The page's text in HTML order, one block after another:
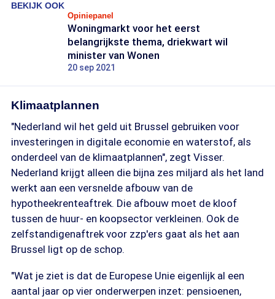
BEKIJK OOK
Opiniepanel
Woningmarkt voor het eerst
belangrijkste thema, driekwart wil
minister van Wonen
20 sep 2021
Klimaatplannen
"Nederland wil het geld uit Brussel gebruiken voor
investeringen in digitale economie en waterstof, als
onderdeel van de klimaatplannen", zegt Visser.
Nederland krijgt alleen die bijna zes miljard als het land
werkt aan een versnelde afbouw van de
hypotheekrenteaftrek. Die afbouw moet de kloof
tussen de huur- en koopsector verkleinen. Ook de
zelfstandigenaftrek voor zzp'ers gaat als het aan
Brussel ligt op de schop.
"Wat je ziet is dat de Europese Unie eigenlijk al een
aantal jaar op vier onderwerpen inzet: pensioenen,